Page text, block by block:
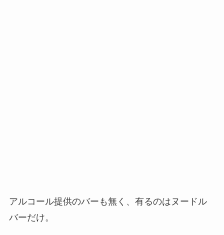
アルコール提供のバーも無く、有るのはヌードル
バーだけ。